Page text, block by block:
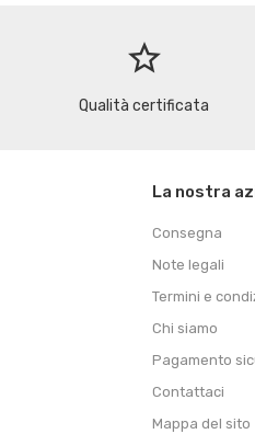
star_border
Qualità certificata
La nostra
Consegna
Note legali
Termini e
Chi siamo
Pagamento
Contattaci
Mappa del sito